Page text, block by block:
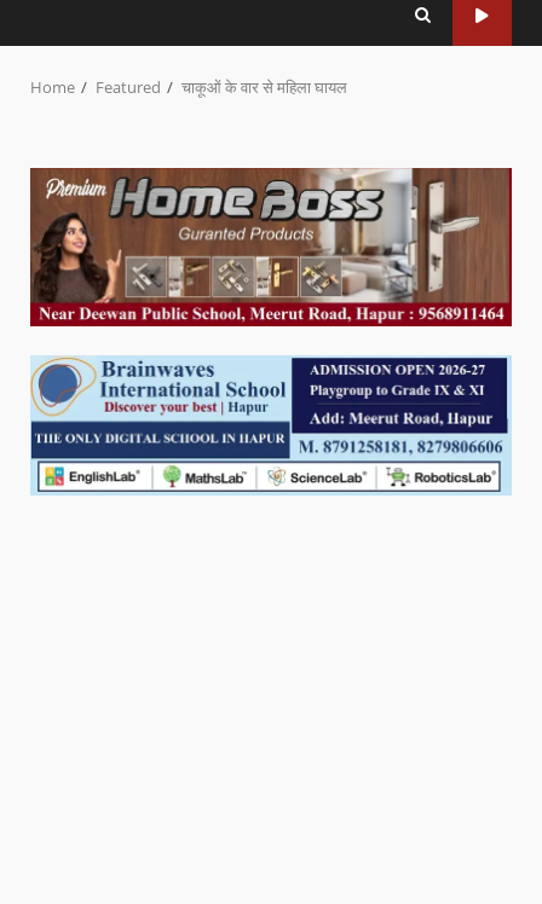
Home Featured चाकूओं के वार से महिला घायल